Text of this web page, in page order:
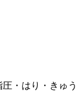
・はり・きゅう